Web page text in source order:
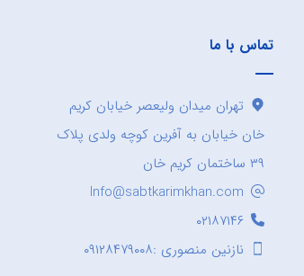
تماس با ما
تهران میدان ولیعصر خیابان کریم
خان خیابان به آفرین کوچه ولدی پلاک
۳۹ ساختمان کریم خان
Info@sabtkarimkhan.com
۰۲۱۸۷۱۴۶
نازنین منصوری :۰۹۱۲۸۴۷۹۰۰۸